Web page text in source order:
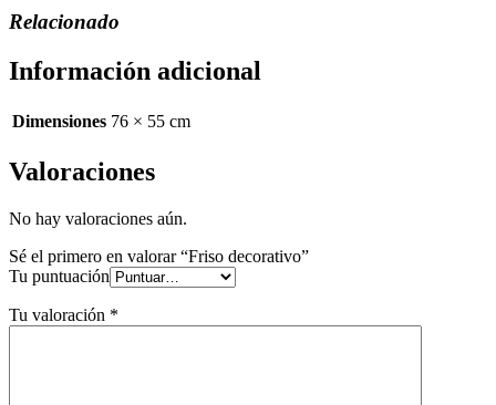
Relacionado
Información adicional
Dimensiones 76 × 55 cm
Valoraciones
No hay valoraciones aún.
Sé el primero en valorar “Friso decorativo”
Tu puntuación
Tu valoración *